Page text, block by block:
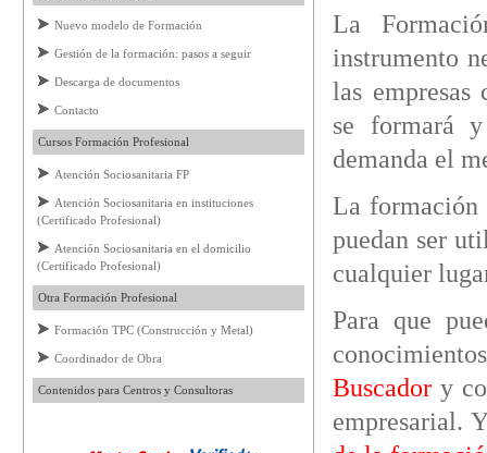
Nuevo modelo de Formación
Gestión de la formación: pasos a seguir
Descarga de documentos
Contacto
Cursos Formación Profesional
Atención Sociosanitaria FP
Atención Sociosanitaria en instituciones
(Certificado Profesional)
Atención Sociosanitaria en el domicilio
(Certificado Profesional)
Otra Formación Profesional
Formación TPC (Construcción y Metal)
Coordinador de Obra
Contenidos para Centros y Consultoras
La
instrumento
las
se formará
demanda el
La formación
puedan ser
cualquier
Para que
Buscador y
empresarial.